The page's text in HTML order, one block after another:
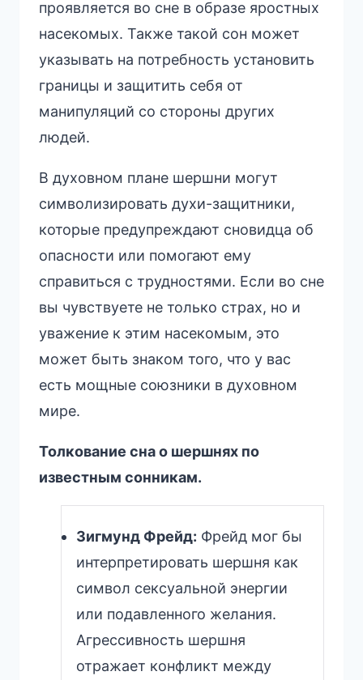
проявляется во сне в образе яростных
насекомых. Также такой сон может
указывать на потребность установить
границы и защитить себя от
манипуляций со стороны других
людей.
В духовном плане шершни могут
символизировать духи-защитники,
которые предупреждают сновидца об
опасности или помогают ему
справиться с трудностями. Если во сне
вы чувствуете не только страх, но и
уважение к этим насекомым, это
может быть знаком того, что у вас
есть мощные союзники в духовном
мире.
Толкование сна о шершнях по
известным сонникам.
Зигмунд Фрейд: Фрейд мог бы
интерпретировать шершня как
символ сексуальной энергии
или подавленного желания.
Агрессивность шершня
отражает конфликт между